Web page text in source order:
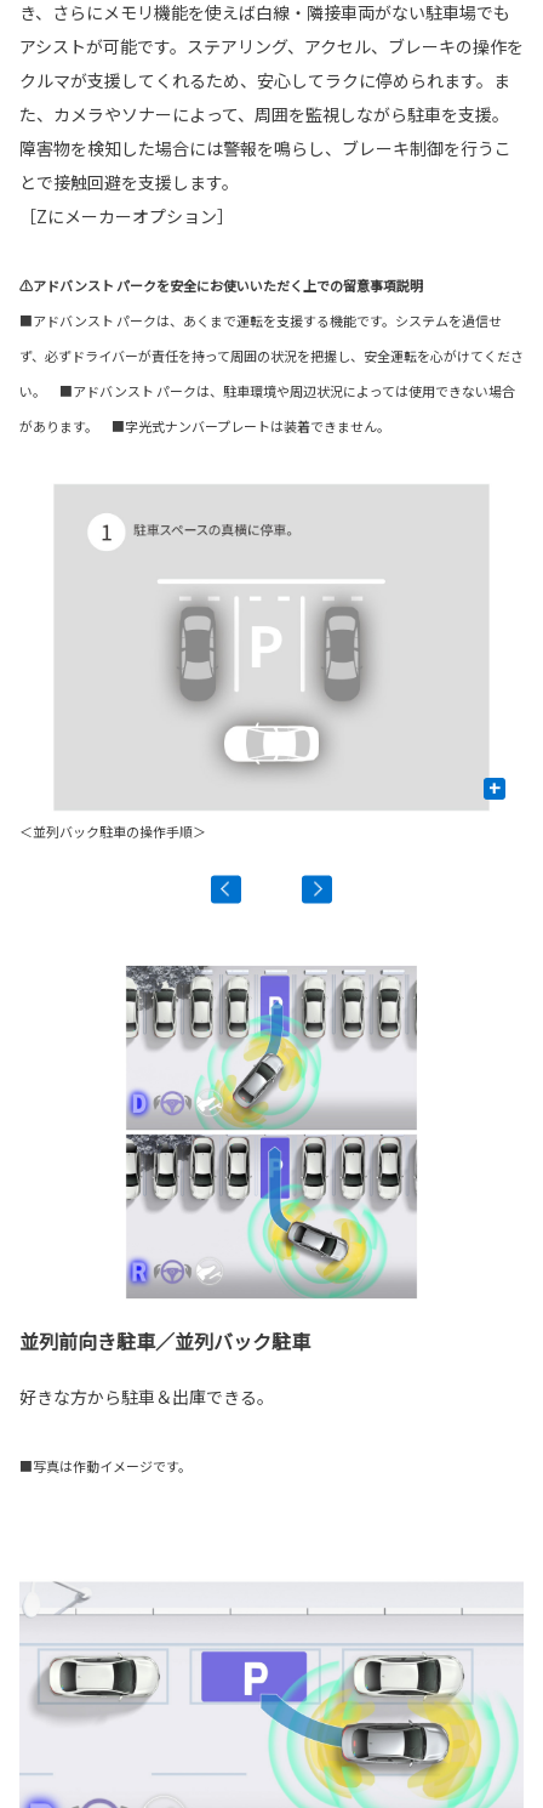
き、さらにメモリ機能を使えば白線・隣接車両がない駐車場でも
アシストが可能です。ステアリング、アクセル、ブレーキの操作を
クルマが支援してくれるため、安心してラクに停められます。ま
た、カメラやソナーによって、周囲を監視しながら駐車を支援。
障害物を検知した場合には警報を鳴らし、ブレーキ制御を行うこ
とで接触回避を支援します。
［Zにメーカーオプション］
⚠アドバンスト パークを安全にお使いいただく上での留意事項説明
■アドバンスト パークは、あくまで運転を支援する機能です。システムを過信せ
ず、必ずドライバーが責任を持って周囲の状況を把握し、安全運転を心がけてくださ
い。 ■アドバンスト パークは、駐車環境や周辺状況によっては使用できない場合
があります。 ■字光式ナンバープレートは装着できません。
+
＜並列バック駐車の操作手順＞
並列前向き駐車／並列バック駐車
好きな方から駐車＆出庫できる。
■写真は作動イメージです。